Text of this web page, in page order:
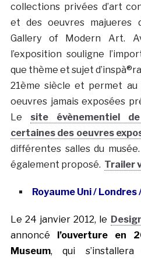
collections privées d’art
et des oeuvres majueres
Gallery of Modern Art.
l’exposition souligne
que thème et sujet
21ème siècle et permet
oeuvres jamais exposées
Le site évènementiel de
certaines des oeuvres
différentes salles du
également proposé. Trailer
Royaume Uni /
Le 24 janvier 2012, le
annoncé l’ouverture en
Museum, qui